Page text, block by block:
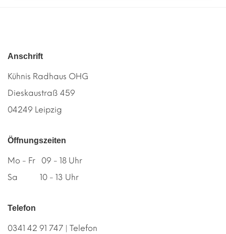
Anschrift
Kühnis Radhaus OHG
Dieskaustraß 459
04249 Leipzig
Öffnungszeiten
Mo - Fr 09 - 18 Uhr
Sa 10 - 13 Uhr
Telefon
0341 42 91 747 | Telefon